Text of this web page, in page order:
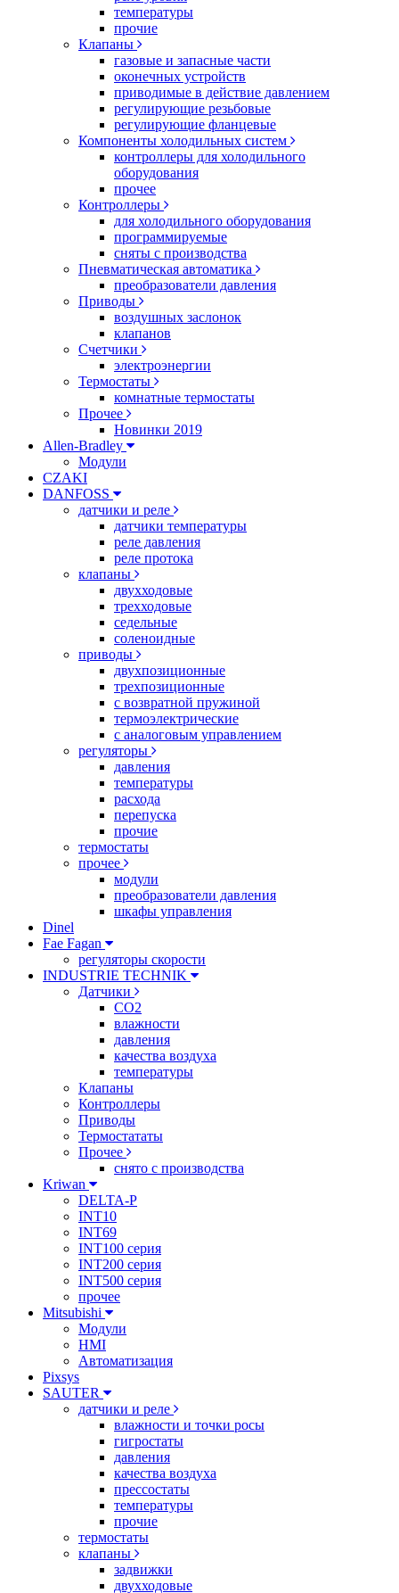
температуры
прочие
Клапаны
газовые и запасные части
оконечных устройств
приводимые в действие давлением
регулирующие резьбовые
регулирующие фланцевые
Компоненты холодильных систем
контроллеры для холодильного
оборудования
прочее
Контроллеры
для холодильного оборудования
программируемые
сняты с производства
Пневматическая автоматика
преобразователи давления
Приводы
воздушных заслонок
клапанов
Счетчики
электроэнергии
Термостаты
комнатные термостаты
Прочее
Новинки 2019
Allen-Bradley
Модули
CZAKI
DANFOSS
датчики и реле
датчики температуры
реле давления
реле протока
клапаны
двухходовые
трехходовые
седельные
соленоидные
приводы
двухпозиционные
трехпозиционные
с возвратной пружиной
термоэлектрические
с аналоговым управлением
регуляторы
давления
температуры
расхода
перепуска
прочие
термостаты
прочее
модули
преобразователи давления
шкафы управления
Dinel
Fae Fagan
регуляторы скорости
INDUSTRIE TECHNIK
Датчики
CO2
влажности
давления
качества воздуха
температуры
Клапаны
Контроллеры
Приводы
Термостататы
Прочее
снято с производства
Kriwan
DELTA-P
INT10
INT69
INT100 серия
INT200 серия
INT500 серия
прочее
Mitsubishi
Модули
HMI
Автоматизация
Pixsys
SAUTER
датчики и реле
влажности и точки росы
гигростаты
давления
качества воздуха
прессостаты
температуры
прочие
термостаты
клапаны
задвижки
двухходовые